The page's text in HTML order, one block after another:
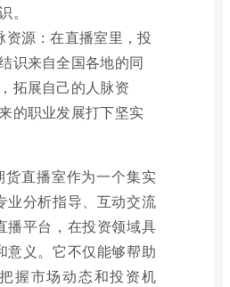
。
资源：在直播室里，投
识来自全国各地的同
拓展自己的人脉资
的职业发展打下坚实
货直播室作为一个集实
业分析指导、互动交流
播平台，在投资领域具
意义。它不仅能够帮助
握市场动态和投资机